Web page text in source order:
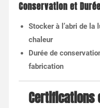
Conservation et
Stocker à l’abri de la
chaleur
Durée de
fabrication
Certifications